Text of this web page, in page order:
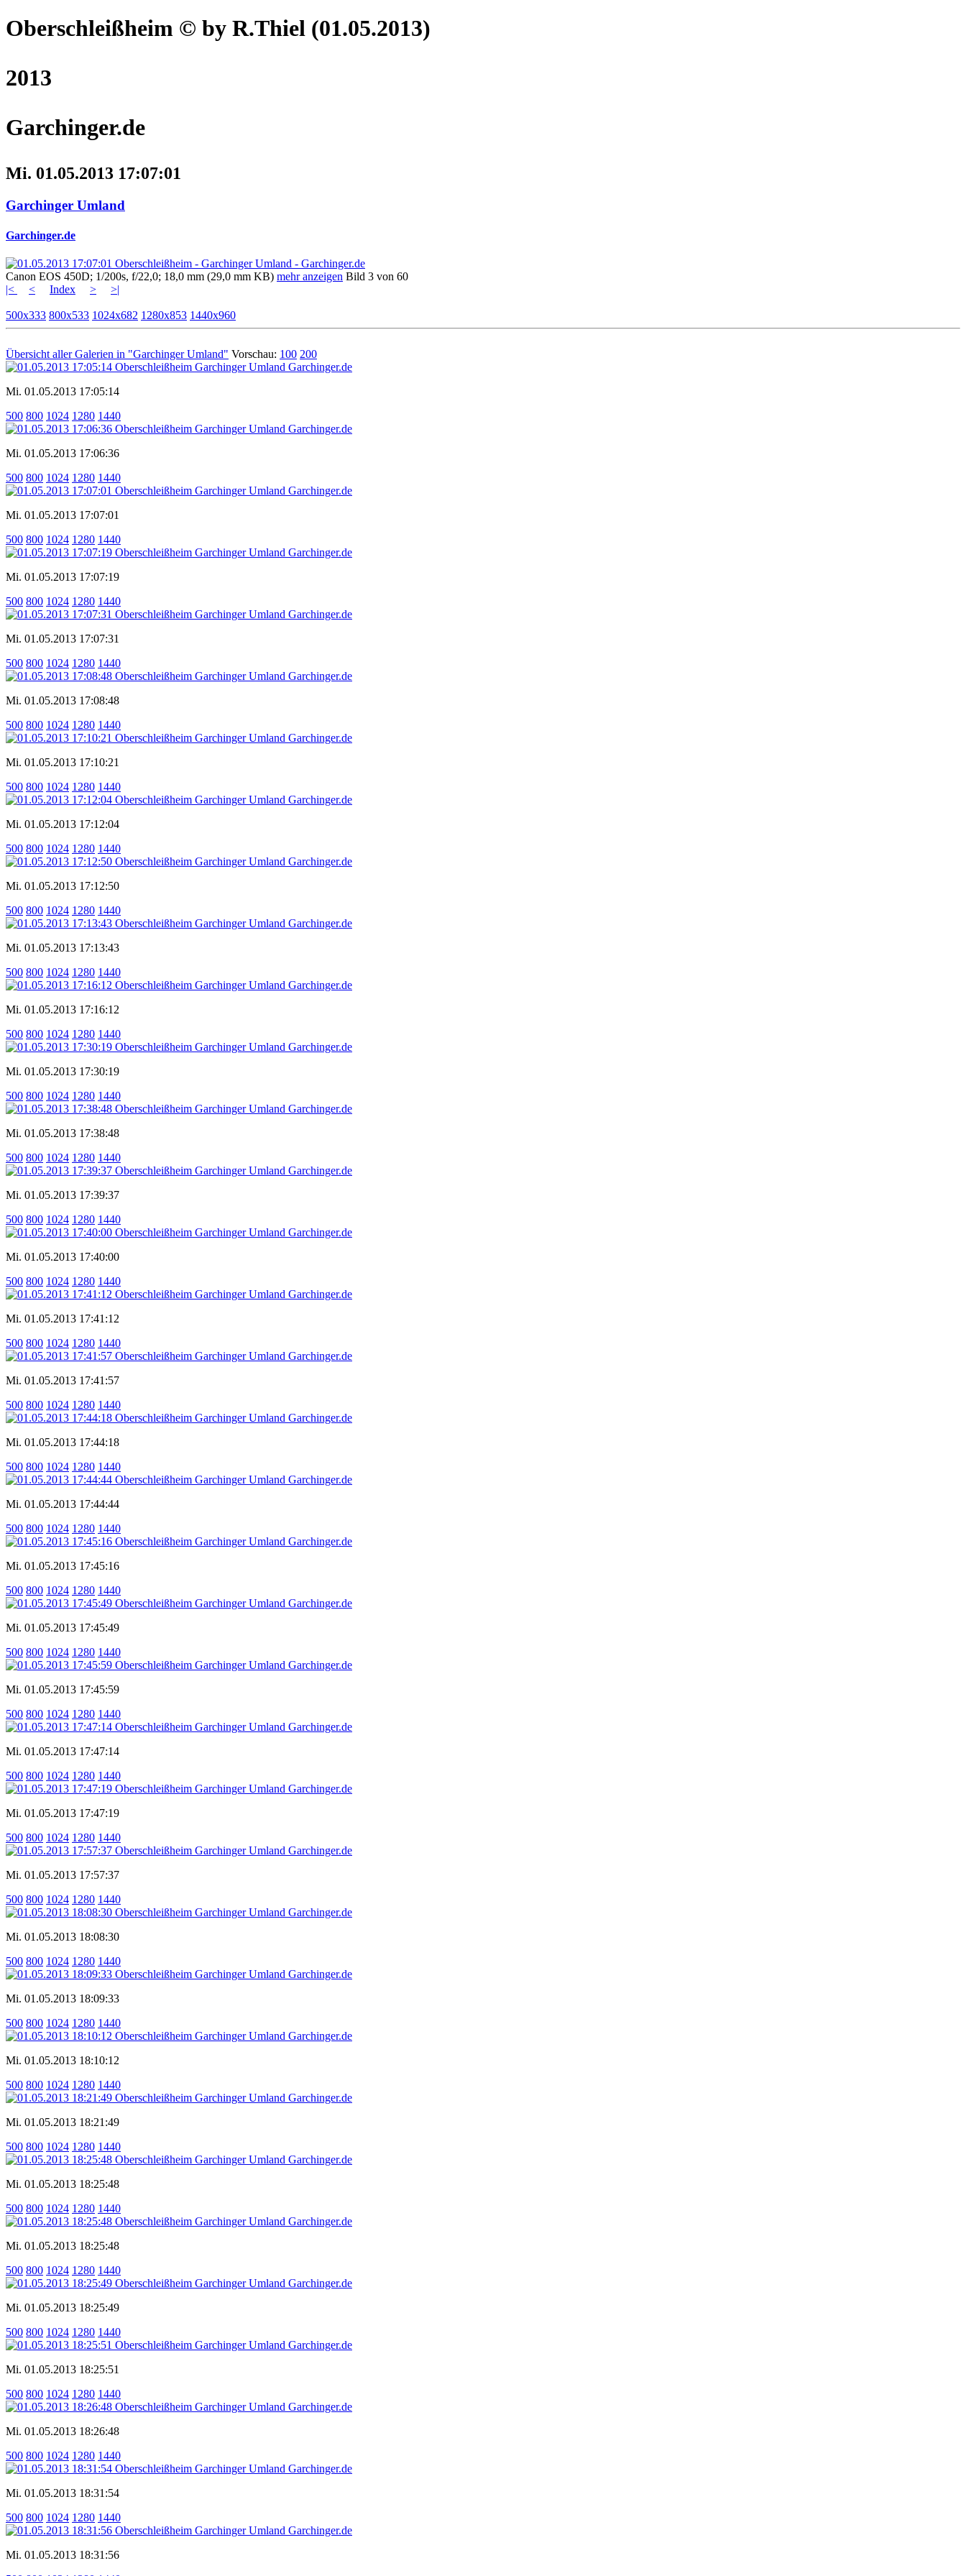
Oberschleißheim © by R.Thiel (01.05.2013)
2013
Garchinger.de
Mi. 01.05.2013 17:07:01
Garchinger Umland
Garchinger.de
Canon EOS 450D; 1/200s, f/22,0; 18,0 mm (29,0 mm KB) mehr anzeigen Bild 3 von 60
|<
< Index > >|
500x333 800x533 1024x682 1280x853 1440x960
Übersicht aller Galerien in "Garchinger Umland" Vorschau: 100 200
Mi. 01.05.2013 17:05:14
500 800 1024 1280 1440
Mi. 01.05.2013 17:06:36
500 800 1024 1280 1440
Mi. 01.05.2013 17:07:01
500 800 1024 1280 1440
Mi. 01.05.2013 17:07:19
500 800 1024 1280 1440
Mi. 01.05.2013 17:07:31
500 800 1024 1280 1440
Mi. 01.05.2013 17:08:48
500 800 1024 1280 1440
Mi. 01.05.2013 17:10:21
500 800 1024 1280 1440
Mi. 01.05.2013 17:12:04
500 800 1024 1280 1440
Mi. 01.05.2013 17:12:50
500 800 1024 1280 1440
Mi. 01.05.2013 17:13:43
500 800 1024 1280 1440
Mi. 01.05.2013 17:16:12
500 800 1024 1280 1440
Mi. 01.05.2013 17:30:19
500 800 1024 1280 1440
Mi. 01.05.2013 17:38:48
500 800 1024 1280 1440
Mi. 01.05.2013 17:39:37
500 800 1024 1280 1440
Mi. 01.05.2013 17:40:00
500 800 1024 1280 1440
Mi. 01.05.2013 17:41:12
500 800 1024 1280 1440
Mi. 01.05.2013 17:41:57
500 800 1024 1280 1440
Mi. 01.05.2013 17:44:18
500 800 1024 1280 1440
Mi. 01.05.2013 17:44:44
500 800 1024 1280 1440
Mi. 01.05.2013 17:45:16
500 800 1024 1280 1440
Mi. 01.05.2013 17:45:49
500 800 1024 1280 1440
Mi. 01.05.2013 17:45:59
500 800 1024 1280 1440
Mi. 01.05.2013 17:47:14
500 800 1024 1280 1440
Mi. 01.05.2013 17:47:19
500 800 1024 1280 1440
Mi. 01.05.2013 17:57:37
500 800 1024 1280 1440
Mi. 01.05.2013 18:08:30
500 800 1024 1280 1440
Mi. 01.05.2013 18:09:33
500 800 1024 1280 1440
Mi. 01.05.2013 18:10:12
500 800 1024 1280 1440
Mi. 01.05.2013 18:21:49
500 800 1024 1280 1440
Mi. 01.05.2013 18:25:48
500 800 1024 1280 1440
Mi. 01.05.2013 18:25:48
500 800 1024 1280 1440
Mi. 01.05.2013 18:25:49
500 800 1024 1280 1440
Mi. 01.05.2013 18:25:51
500 800 1024 1280 1440
Mi. 01.05.2013 18:26:48
500 800 1024 1280 1440
Mi. 01.05.2013 18:31:54
500 800 1024 1280 1440
Mi. 01.05.2013 18:31:56